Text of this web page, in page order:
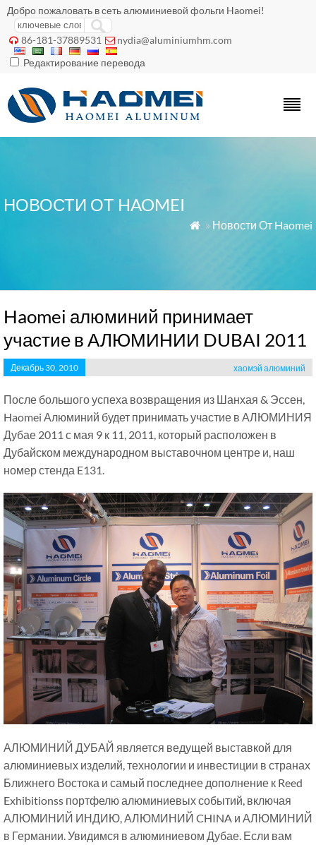
Добро пожаловать в сеть алюминиевой фольги Haomei!
 86-181-37889531  nydia@aluminiumhm.com
Редактирование перевода
НОВОСТИ ОТ HAOMEI
 » Новости От Haomei
Haomei алюминий принимает
участие в АЛЮМИНИИ DUBAI 2011
Декабрь 30, 2010 хаомэй алюминий
После большого успеха возвращения из Шанхая & Эссен,
Haomei Алюминий будет принимать участие в АЛЮМИНИЯ
Дубае 2011 с мая 9 к 11, 2011, который расположен в
Дубайском международном выставочном центре и, наш
номер стенда E131.
АЛЮМИНИЙ ДУБАЙ является ведущей выставкой для
алюминиевых изделий, технологии и инвестиции в странах
Ближнего Востока и самый последнее дополнение к Reed
Exhibitionss портфелю алюминиевых событий, включая
АЛЮМИНИЙ ИНДИЮ, АЛЮМИНИЙ CHINA и АЛЮМИНИЙ
в Германии. Увидимся в алюминиевом Дубае. Если вам